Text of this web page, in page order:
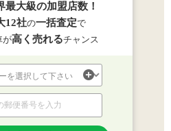
最大級の加盟店数！
12社の一括査定で
が高く売れるチャンス